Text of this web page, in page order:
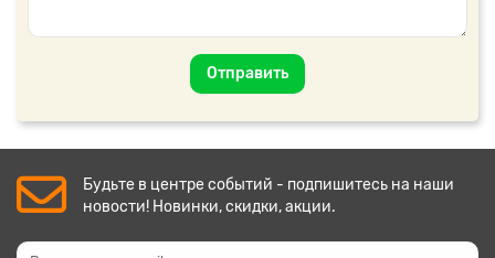
Отправить
Будьте в центре событий - подпишитесь на наши
новости! Новинки, скидки, акции.